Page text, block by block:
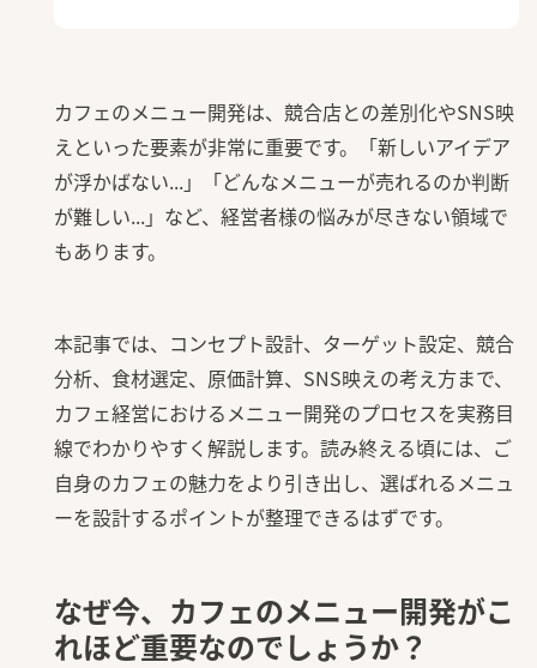
カフェのメニュー開発は、競合店との差別化やSNS映
えといった要素が非常に重要です。「新しいアイデア
が浮かばない...」「どんなメニューが売れるのか判断
が難しい...」など、経営者様の悩みが尽きない領域で
もあります。
本記事では、コンセプト設計、ターゲット設定、競合
分析、食材選定、原価計算、SNS映えの考え方まで、
カフェ経営におけるメニュー開発のプロセスを実務目
線でわかりやすく解説します。読み終える頃には、ご
自身のカフェの魅力をより引き出し、選ばれるメニュ
ーを設計するポイントが整理できるはずです。
なぜ今、カフェのメニュー開発がこ
れほど重要なのでしょうか？